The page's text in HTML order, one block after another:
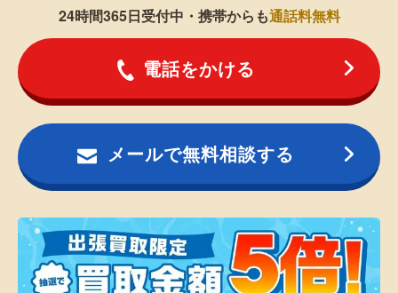
24時間365日受付中・携帯からも通話料無料
電話をかける
メールで無料相談する